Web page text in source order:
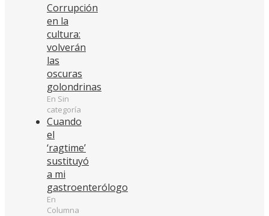
Corrupción
en la
cultura:
volverán
las
oscuras
golondrinas
En Sin
categoría
Cuando
el
‘ragtime’
sustituyó
a mi
gastroenterólogo
En
Columna